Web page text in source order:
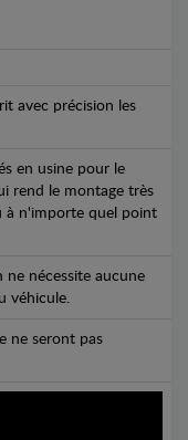
avec précision les
en usine pour le
rend le montage très
à n'importe quel point
ne nécessite aucune
véhicule.
ne seront pas